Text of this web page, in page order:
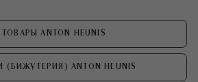
ТОВАРЫ ANTON HEUNIS
(БИЖУТЕРИЯ) ANTON HEUNIS